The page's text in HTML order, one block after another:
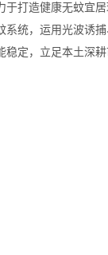
打造健康无蚊宜居
系统，运用光波诱
稳定，立足本土深